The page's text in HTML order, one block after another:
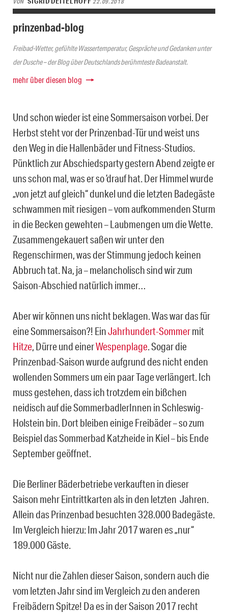
prinzenbad-blog
Freibad-Wetter, gefühlte Wassertemperatur, Gespräche und Gedanken unter
der Dusche – der Blog über Deutschlands berühmteste Badeanstalt.
mehr über diesen blog
Und schon wieder ist eine Sommersaison vorbei. Der
Herbst steht vor der Prinzenbad-Tür und weist uns
den Weg in die Hallenbäder und Fitness-Studios.
Pünktlich zur Abschiedsparty gestern Abend zeigte er
uns schon mal, was er so ’drauf hat. Der Himmel wurde
„von jetzt auf gleich“ dunkel und die letzten Badegäste
schwammen mit riesigen – vom aufkommenden Sturm
in die Becken gewehten – Laubmengen um die Wette.
Zusammengekauert saßen wir unter den
Regenschirmen, was der Stimmung jedoch keinen
Abbruch tat. Na, ja – melancholisch sind wir zum
Saison-Abschied natürlich immer…
Aber wir können uns nicht beklagen. Was war das für
eine Sommersaison?! EinJahrhundert-Sommermit
Hitze, Dürre und einerWespenplage. Sogar die
Prinzenbad-Saison wurde aufgrund des nicht enden
wollenden Sommers um ein paar Tage verlängert. Ich
muss gestehen, dass ich trotzdem ein bißchen
neidisch auf die SommerbadlerInnen in Schleswig-
Holstein bin. Dort bleiben einige Freibäder – so zum
Beispiel das Sommerbad Katzheide in Kiel – bis Ende
September geöffnet.
Die Berliner Bäderbetriebe verkauften in dieser
Saison mehr Eintrittkarten als in den letzten Jahren.
Allein das Prinzenbad besuchten 328.000 Badegäste.
Im Vergleich hierzu: Im Jahr 2017 waren es „nur“
189.000 Gäste.
Nicht nur die Zahlen dieser Saison, sondern auch die
vom letzten Jahr sind im Vergleich zu den anderen
Freibädern Spitze! Da es in der Saison 2017 recht